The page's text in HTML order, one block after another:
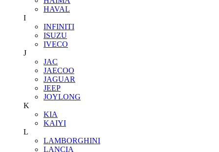
HAVAL
I
INFINITI
ISUZU
IVECO
J
JAC
JAECOO
JAGUAR
JEEP
JOYLONG
K
KIA
KAIYI
L
LAMBORGHINI
LANCIA